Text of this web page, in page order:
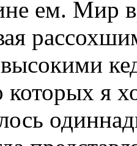
ем. Мир
я